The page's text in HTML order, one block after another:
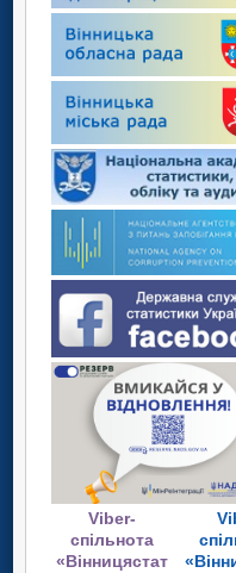
Viber-
спільнота
«Вінницястат